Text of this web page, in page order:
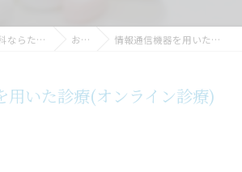
東京都江東区の内科ならたかすな内科・胃腸内科クリニック お知らせ 情報通信機器を用いた診療(オンライン診療)について
用いた診療(オンライン診療)